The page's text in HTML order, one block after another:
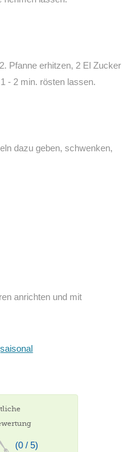
Pfanne erhitzen, 2 El Zucker
- 2 min. rösten lassen.
dazu geben, schwenken,
anrichten und mit
saisonal
(0 / 5)